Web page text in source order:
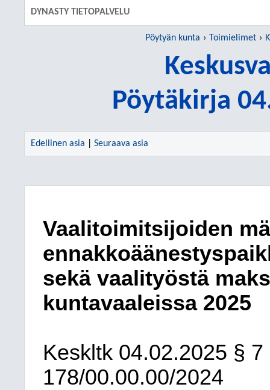
DYNASTY TIETOPALVELU
Pöytyän kunta Toimielimet
Pöytäkirja
Edellinen asia Seuraava asia
Vaalitoimitsijoiden
sekä vaalityöstä
kuntavaaleissa 2025
Keskltk 04.02.2025 § 7
178/00.00.00/2024